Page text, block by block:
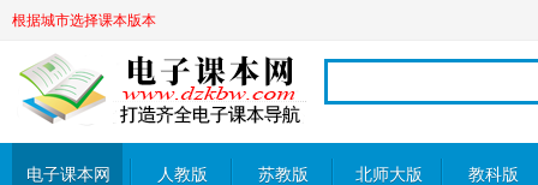
根据城市选择课本版本
电子课本网 人教版 苏教版 北师大版 教科版